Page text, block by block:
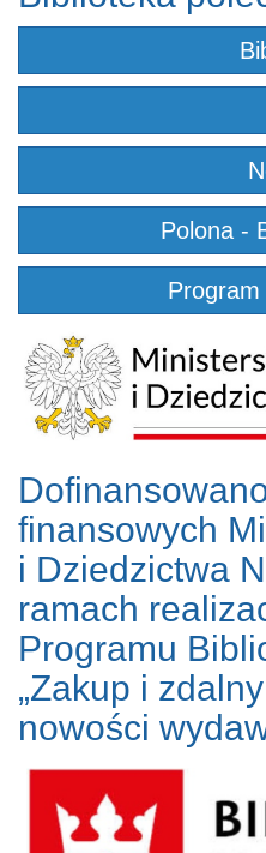
Polona -
Program
finansowych
i Dziedzictwa
ramach
Programu
„Zakup i
nowości